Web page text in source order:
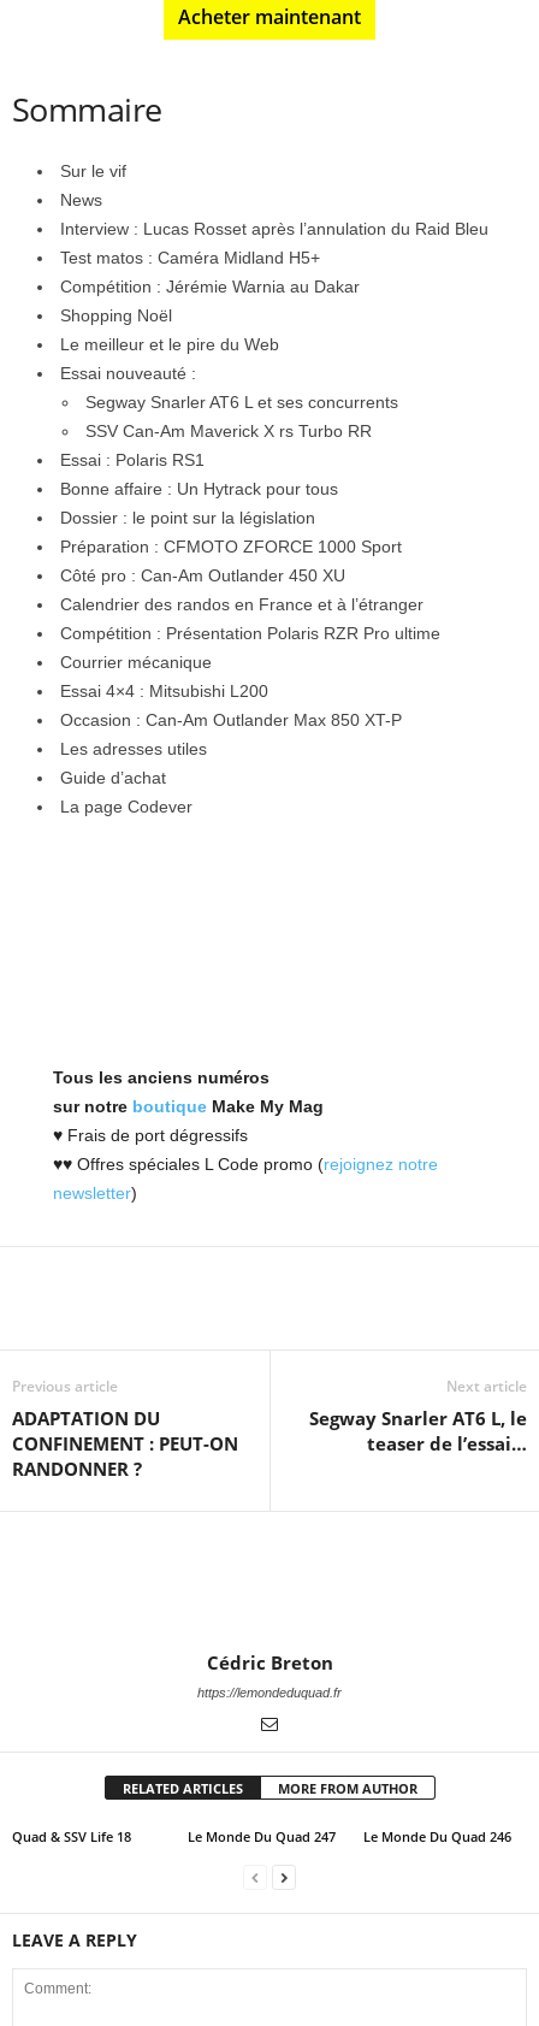
Acheter maintenant
Sommaire
Sur le vif
News
Interview : Lucas Rosset après l’annulation du Raid Bleu
Test matos : Caméra Midland H5+
Compétition : Jérémie Warnia au Dakar
Shopping Noël
Le meilleur et le pire du Web
Essai nouveauté :
Segway Snarler AT6 L et ses concurrents
SSV Can-Am Maverick X rs Turbo RR
Essai : Polaris RS1
Bonne affaire : Un Hytrack pour tous
Dossier : le point sur la législation
Préparation : CFMOTO ZFORCE 1000 Sport
Côté pro : Can-Am Outlander 450 XU
Calendrier des randos en France et à l’étranger
Compétition : Présentation Polaris RZR Pro ultime
Courrier mécanique
Essai 4×4 : Mitsubishi L200
Occasion : Can-Am Outlander Max 850 XT-P
Les adresses utiles
Guide d’achat
La page Codever
Tous les anciens numéros
sur notre boutique Make My Mag
♥ Frais de port dégressifs
♥♥ Offres spéciales L Code promo (rejoignez notre
newsletter)
Previous article
ADAPTATION DU
CONFINEMENT : PEUT-ON
RANDONNER ?
Next article
Segway Snarler AT6 L, le
teaser de l’essai…
Cédric Breton
https://lemondeduquad.fr
RELATED ARTICLES MORE FROM AUTHOR
Quad & SSV Life 18 Le Monde Du Quad 247 Le Monde Du Quad 246
LEAVE A REPLY